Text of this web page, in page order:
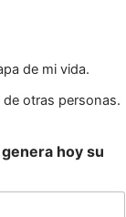
de mi vida.
otras personas.
hoy su